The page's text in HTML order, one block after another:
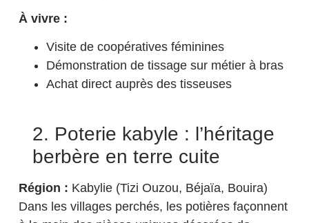
À vivre :
Visite de coopératives féminines
Démonstration de tissage sur métier à bras
Achat direct auprès des tisseuses
2. Poterie kabyle : l’héritage
berbère en terre cuite
Région : Kabylie (Tizi Ouzou, Béjaïa, Bouira)
Dans les villages perchés, les potières façonnent